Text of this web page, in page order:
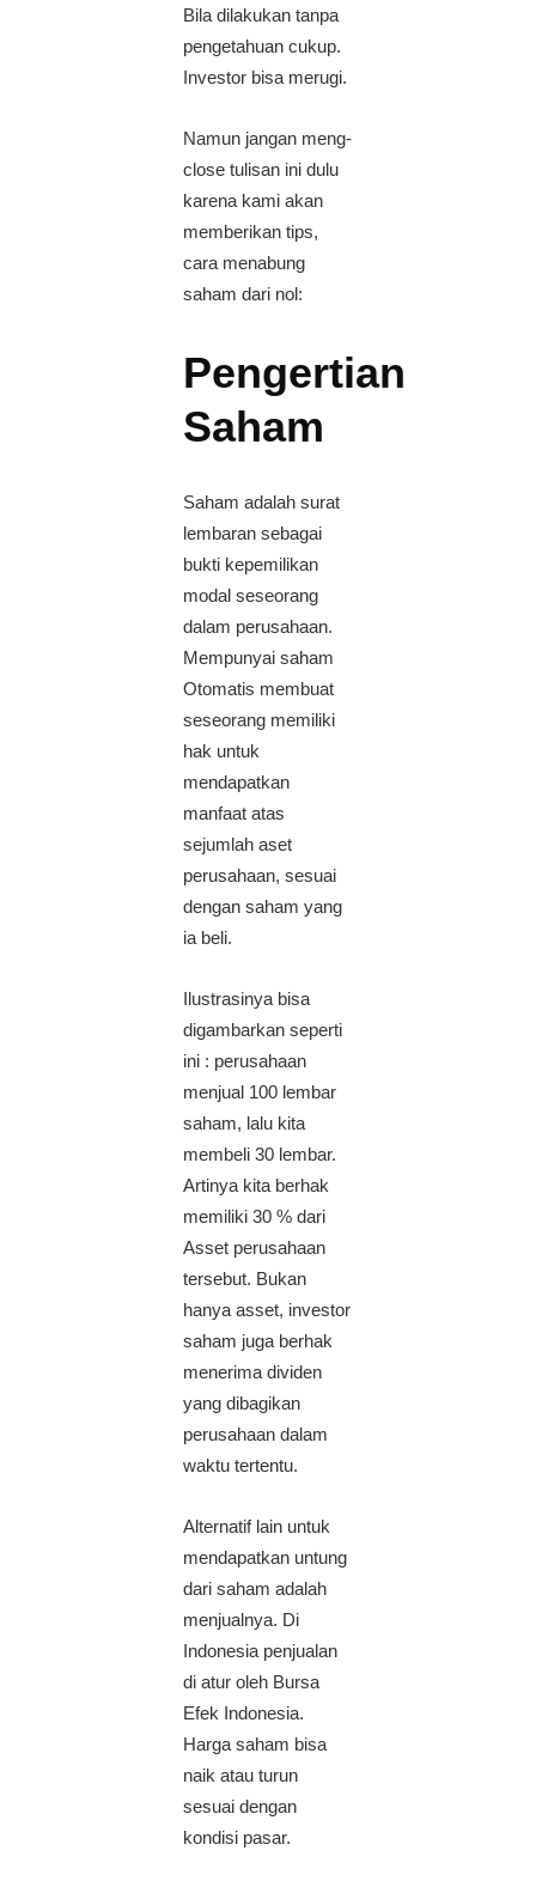
Bila dilakukan tanpa
pengetahuan cukup.
Investor bisa merugi.
Namun jangan meng-
close tulisan ini dulu
karena kami akan
memberikan tips,
cara menabung
saham dari nol:
Pengertian
Saham
Saham adalah surat
lembaran sebagai
bukti kepemilikan
modal seseorang
dalam perusahaan.
Mempunyai saham
Otomatis membuat
seseorang memiliki
hak untuk
mendapatkan
manfaat atas
sejumlah aset
perusahaan, sesuai
dengan saham yang
ia beli.
Ilustrasinya bisa
digambarkan seperti
ini : perusahaan
menjual 100 lembar
saham, lalu kita
membeli 30 lembar.
Artinya kita berhak
memiliki 30 % dari
Asset perusahaan
tersebut. Bukan
hanya asset, investor
saham juga berhak
menerima dividen
yang dibagikan
perusahaan dalam
waktu tertentu.
Alternatif lain untuk
mendapatkan untung
dari saham adalah
menjualnya. Di
Indonesia penjualan
di atur oleh Bursa
Efek Indonesia.
Harga saham bisa
naik atau turun
sesuai dengan
kondisi pasar.